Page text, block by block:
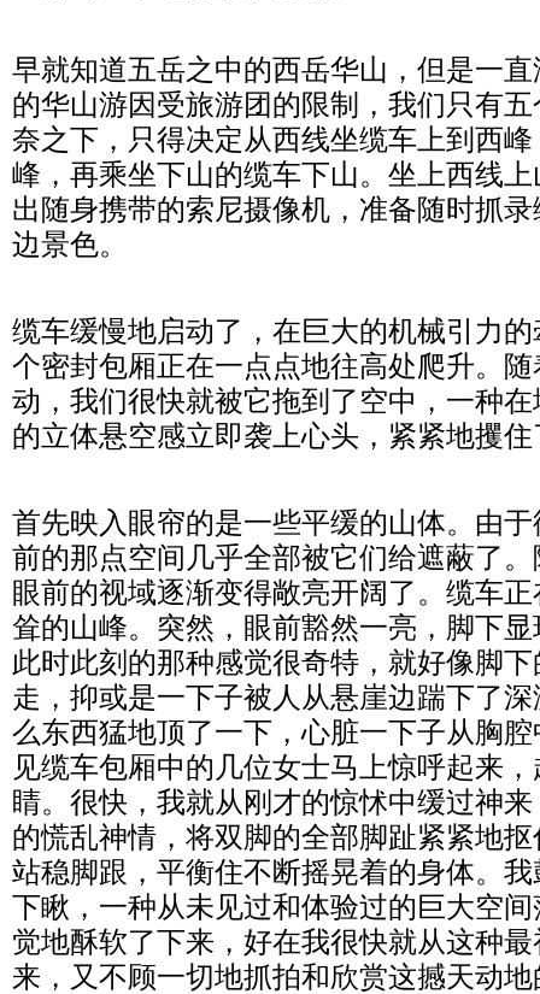
早就知道五岳之中的西岳华山，但是一
的华山游因受旅游团的限制，我们只有
奈之下，只得决定从西线坐缆车上到西
峰，再乘坐下山的缆车下山。坐上西线
出随身携带的索尼摄像机，准备随时抓
边景色。
缆车缓慢地启动了，在巨大的机械引力
个密封包厢正在一点点地往高处爬升。
动，我们很快就被它拖到了空中，一种
的立体悬空感立即袭上心头，紧紧地攫
首先映入眼帘的是一些平缓的山体。由
前的那点空间几乎全部被它们给遮蔽了
眼前的视域逐渐变得敞亮开阔了。缆车
耸的山峰。突然，眼前豁然一亮，脚下
此时此刻的那种感觉很奇特，就好像脚
走，抑或是一下子被人从悬崖边踹下了
么东西猛地顶了一下，心脏一下子从胸
见缆车包厢中的几位女士马上惊呼起来
睛。很快，我就从刚才的惊怵中缓过神
的慌乱神情，将双脚的全部脚趾紧紧地
站稳脚跟，平衡住不断摇晃着的身体。
下瞅，一种从未见过和体验过的巨大空
觉地酥软了下来，好在我很快就从这种
来，又不顾一切地抓拍和欣赏这撼天动